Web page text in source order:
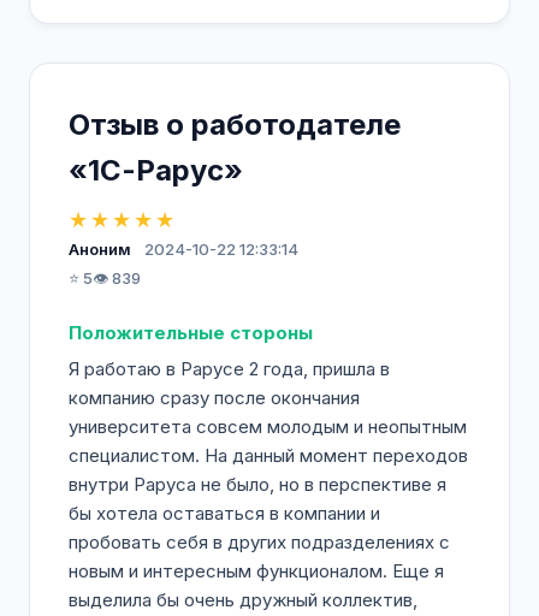
Отзыв о работодателе
«1С-Рарус»
★★★★★
Аноним
2024-10-22 12:33:14
⭐ 5👁️ 839
Положительные стороны
Я работаю в Рарусе 2 года, пришла в
компанию сразу после окончания
университета совсем молодым и неопытным
специалистом. На данный момент переходов
внутри Раруса не было, но в перспективе я
бы хотела оставаться в компании и
пробовать себя в других подразделениях с
новым и интересным функционалом. Еще я
выделила бы очень дружный коллектив,